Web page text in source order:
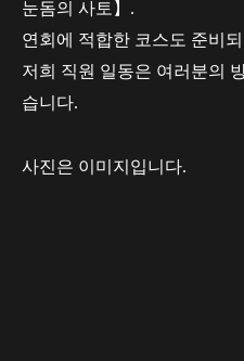
눈돔의 사토】.
연회에 적합한 코스도 준비
저희 직원 일동은 여러분의
습니다.
사진은 이미지입니다.